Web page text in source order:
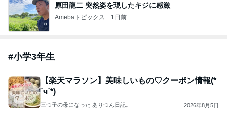
原田龍二 突然姿を現したキジに感激
Amebaトピックス 1日前
#小学3年生
【楽天マラソン】美味しいもの♡クーポン情報(*
´ч`*)
三つ子の母になった ありつん日記。 2026年8月5日